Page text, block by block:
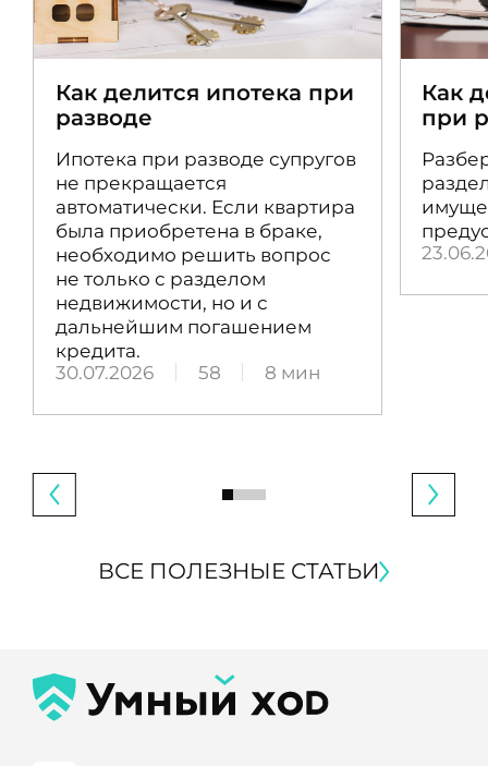
Как делится ипотека при
разводе
Ипотека при разводе супругов
не прекращается
автоматически. Если квартира
была приобретена в браке,
необходимо решить вопрос
не только с разделом
недвижимости, но и с
дальнейшим погашением
кредита.
30.07.2026
58 8 мин
Как
при
ВСЕ ПОЛЕЗНЫЕ СТАТЬИ